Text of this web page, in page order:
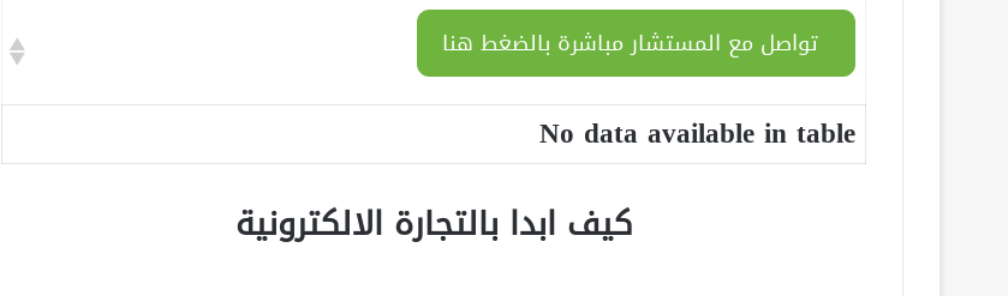
تواصل مع المستشار مباشرة بالضغط هنا
No data available in table
كيف ابدا بالتجارة الالكترونية